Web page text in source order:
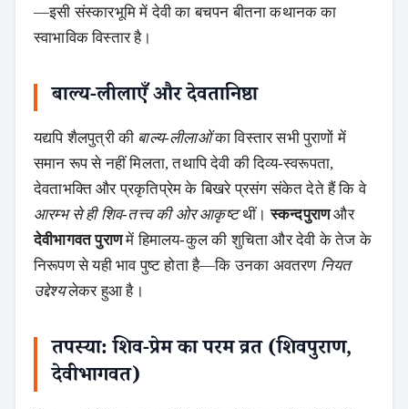
—इसी संस्कारभूमि में देवी का बचपन बीतना कथानक का
स्वाभाविक विस्तार है।
बाल्य‑लीलाएँ और देवतानिष्ठा
यद्यपि शैलपुत्री की बाल्य‑लीलाओंका विस्तार सभी पुराणों में
समान रूप से नहीं मिलता, तथापि देवी की दिव्य‑स्वरूपता,
देवताभक्ति और प्रकृतिप्रेम के बिखरे प्रसंग संकेत देते हैं कि वे
आरम्भ से ही शिव‑तत्त्व की ओर आकृष्टथीं।स्कन्दपुराणऔर
देवीभागवत पुराणमें हिमालय‑कुल की शुचिता और देवी के तेज के
निरूपण से यही भाव पुष्ट होता है—कि उनका अवतरण नियत
उद्देश्यलेकर हुआ है।
तपस्या: शिव‑प्रेम का परम व्रत (शिवपुराण,
देवीभागवत)